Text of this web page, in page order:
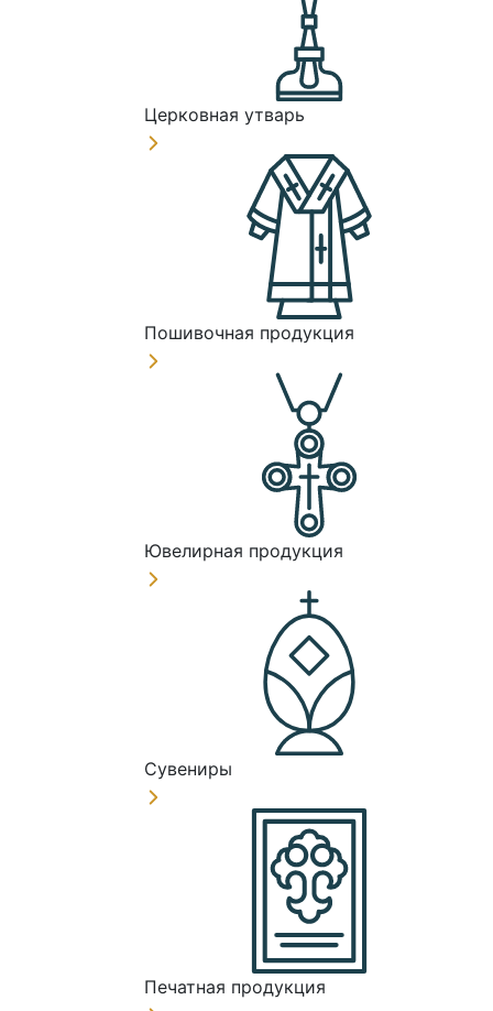
Церковная утварь
Пошивочная продукция
Ювелирная продукция
Сувениры
Печатная продукция